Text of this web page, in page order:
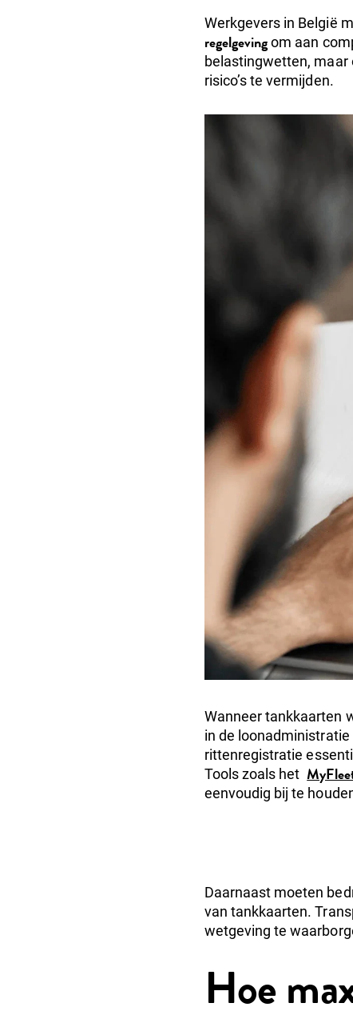
Werkgevers in België
regelgevingom aan
belastingwetten, maar
risico’s te vermijden.
Wanneer tankkaarten
in de
rittenregistratie
Tools zoals het
eenvoudig bij te
Daarnaast moeten
van tankkaarten.
wetgeving te
Hoe